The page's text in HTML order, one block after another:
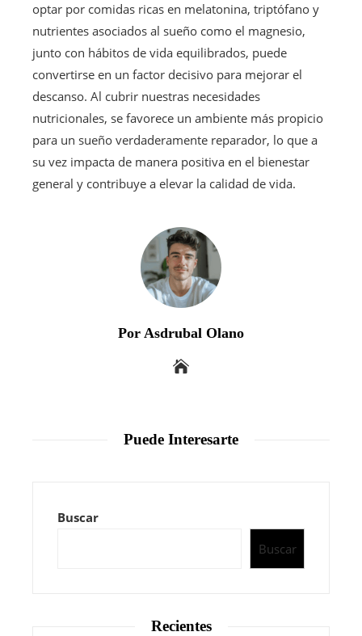
optar por comidas ricas en melatonina, triptófano y
nutrientes asociados al sueño como el magnesio,
junto con hábitos de vida equilibrados, puede
convertirse en un factor decisivo para mejorar el
descanso. Al cubrir nuestras necesidades
nutricionales, se favorece un ambiente más propicio
para un sueño verdaderamente reparador, lo que a
su vez impacta de manera positiva en el bienestar
general y contribuye a elevar la calidad de vida.
Por Asdrubal Olano
Puede Interesarte
Buscar
Buscar
Recientes